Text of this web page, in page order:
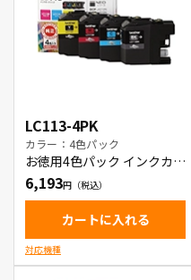
LC113-4PK
カラー：4色パック
お徳用4色パック インクカー
トリッジ
6,193
カートに入れる
対応機種